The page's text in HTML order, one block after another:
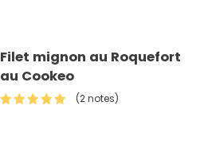
Filet mignon au Roquefort
au Cookeo
(2 notes)